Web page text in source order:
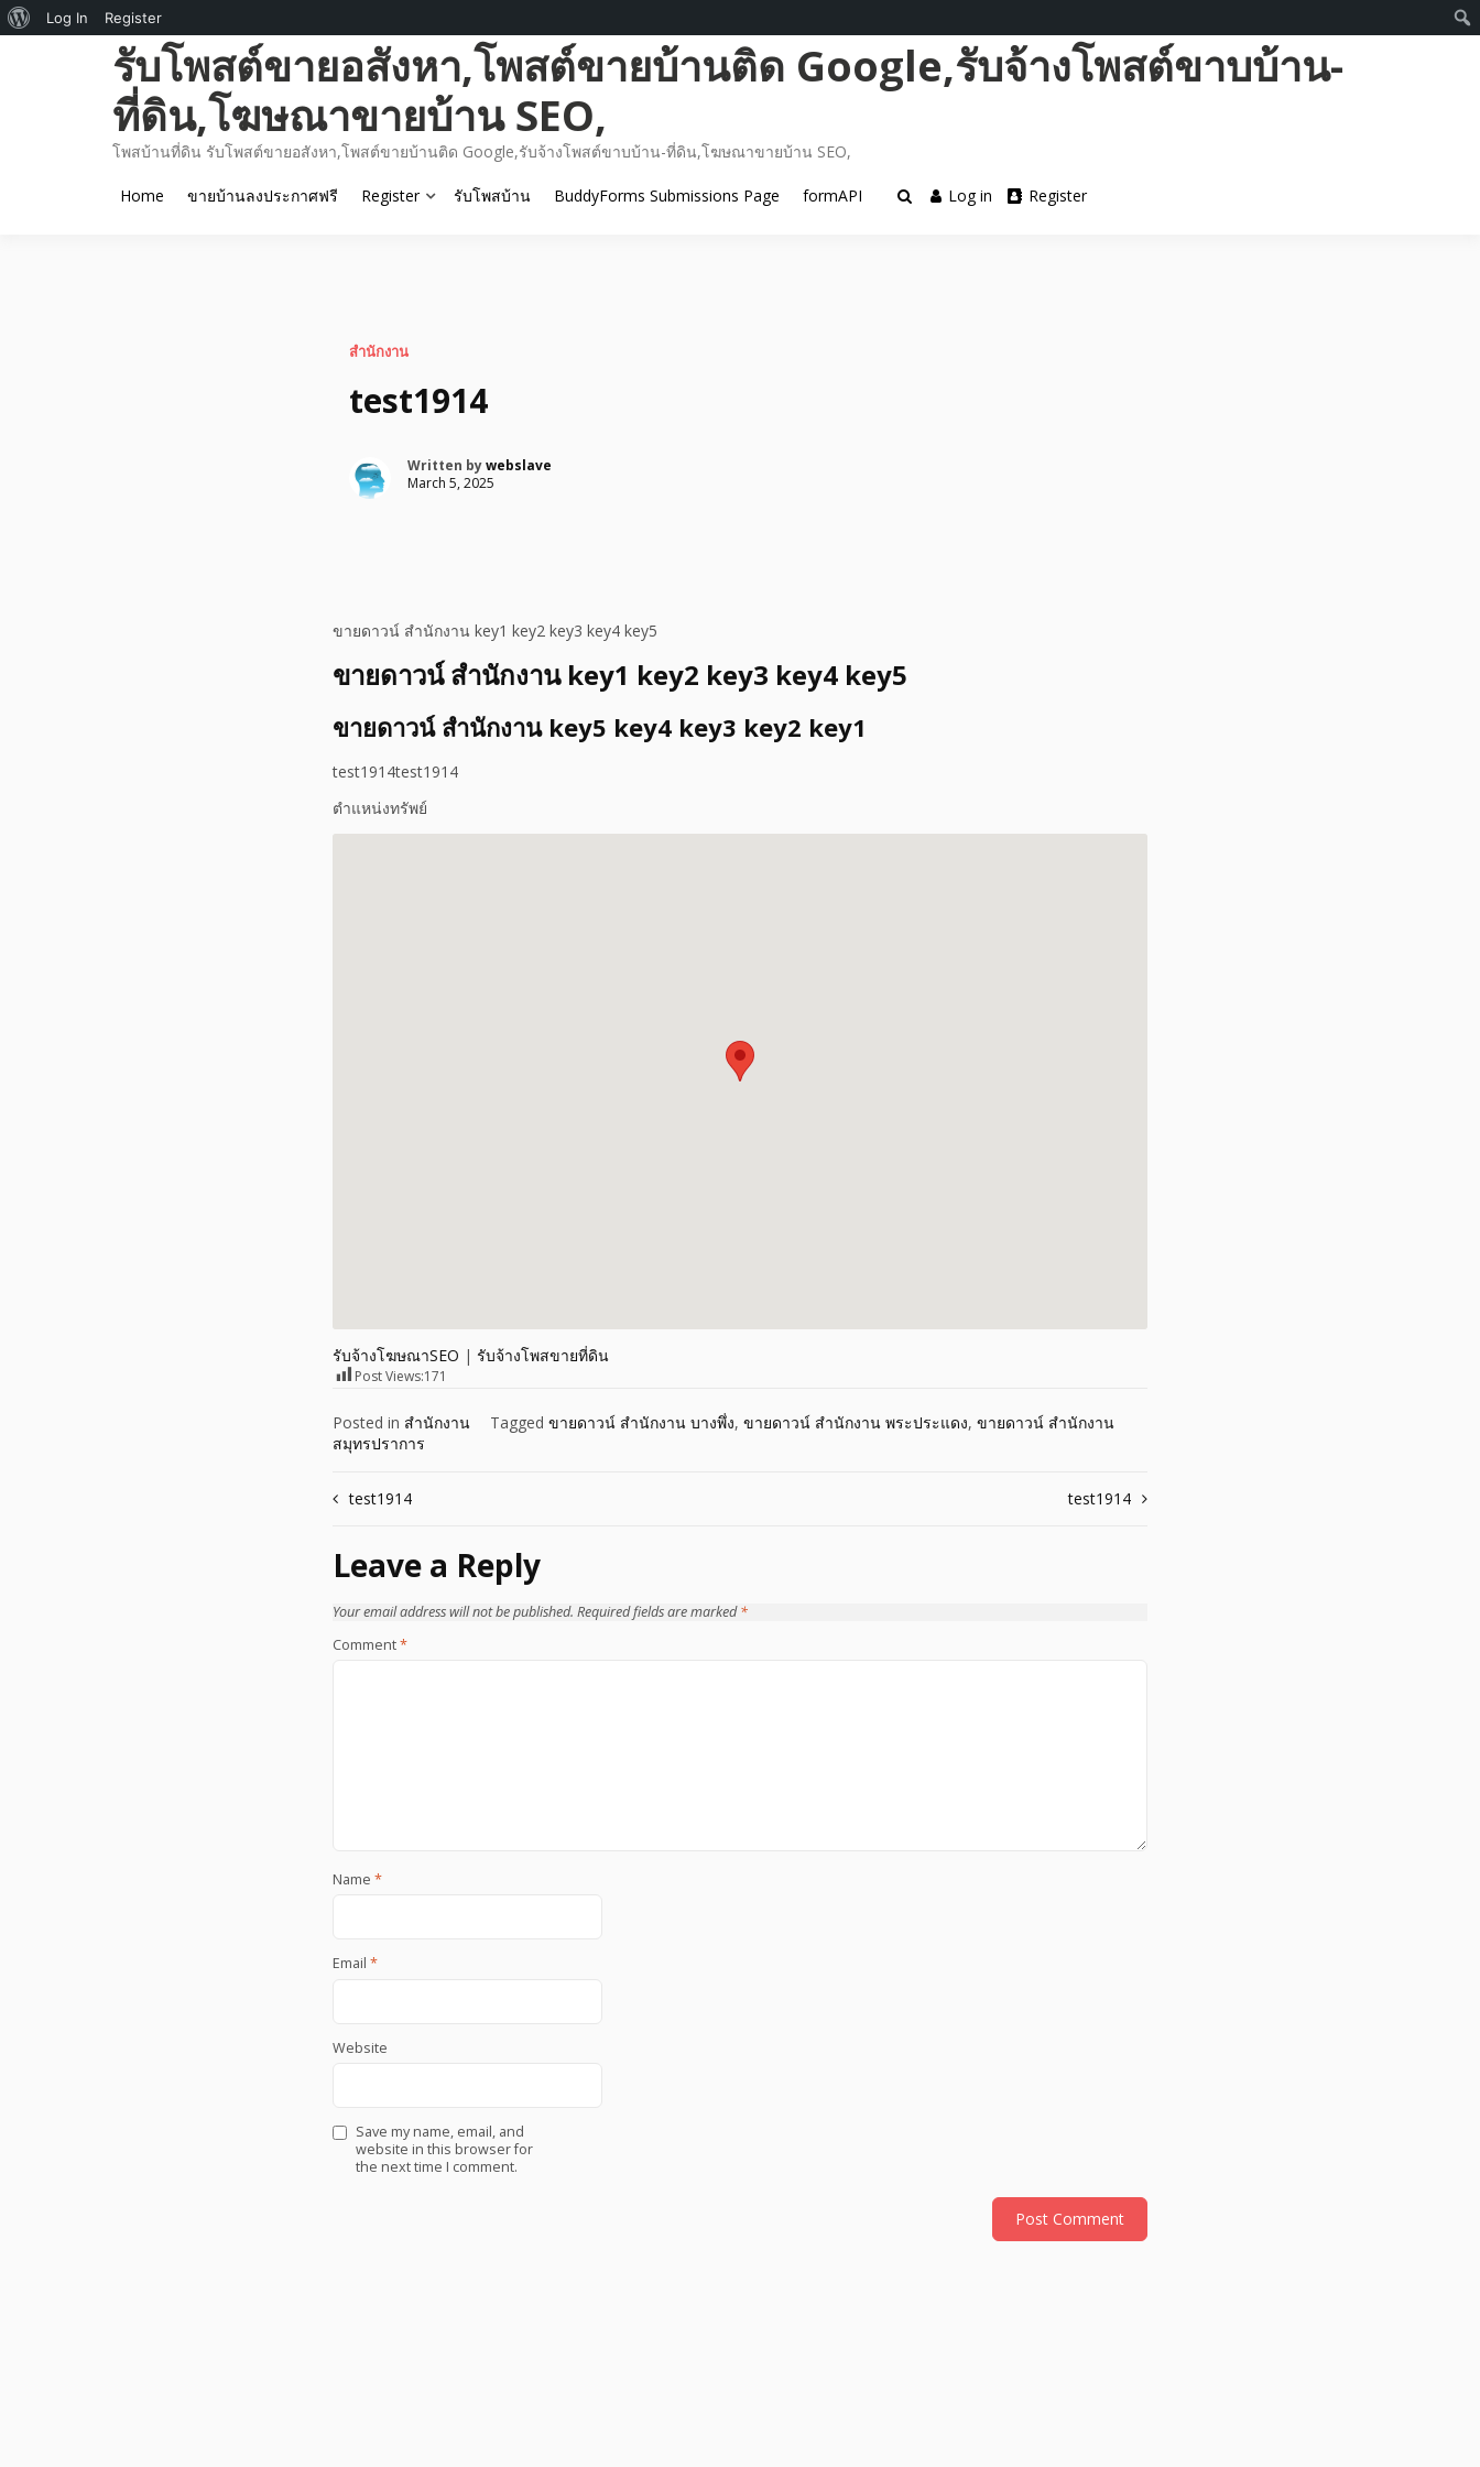
รับโพสต์ขายอสังหา,โพสต์ขายบ้านติด Google,รับจ้างโพสต์ขาบบ้าน-
ที่ดิน,โฆษณาขายบ้าน SEO,
โพสบ้านที่ดิน รับโพสต์ขายอสังหา,โพสต์ขายบ้านติด Google,รับจ้างโพสต์ขาบบ้าน-ที่ดิน,โฆษณาขายบ้าน SEO,
Home ขายบ้านลงประกาศฟรี Register รับโพสบ้าน BuddyForms Submissions Page formAPI Log in Register
สำนักงาน
test1914
Written bywebslave
March 5, 2025
ขายดาวน์ สำนักงาน key1 key2 key3 key4 key5
ขายดาวน์ สำนักงาน key1 key2 key3 key4 key5
ขายดาวน์ สำนักงาน key5 key4 key3 key2 key1
test1914test1914
ตำแหน่งทรัพย์
รับจ้างโฆษณาSEO | รับจ้างโพสขายที่ดิน
Post Views:171
Posted in สำนักงาน Tagged ขายดาวน์ สำนักงาน บางพึ่ง, ขายดาวน์ สำนักงาน พระประแดง, ขายดาวน์ สำนักงาน
สมุทรปราการ
Post
test1914 test1914
Leave a Reply
Your email address will not be published. Required fields are marked*
Comment*
Name *
Email *
Website
Save my name, email, and
website in this browser for
the next time I comment.
About
Log In Register